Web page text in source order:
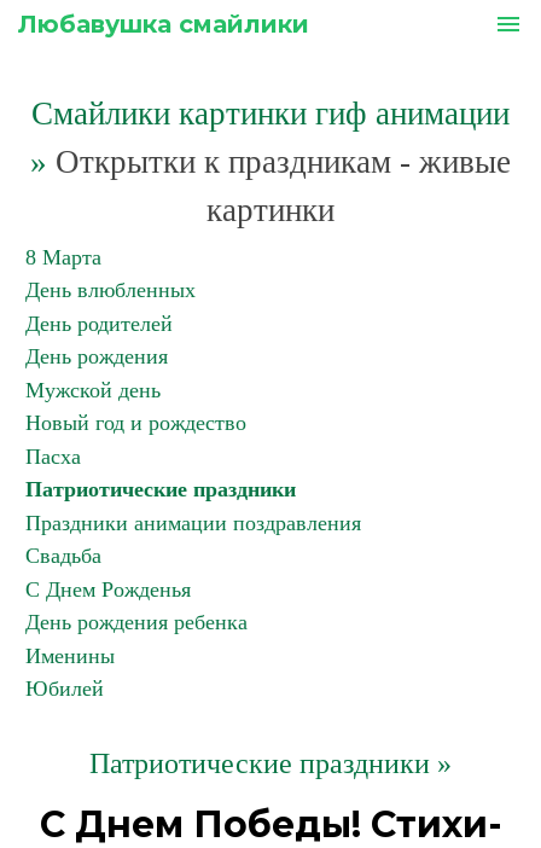
Любавушка смайлики menu
Смайлики картинки гиф анимации
» Открытки к праздникам - живые
картинки
8 Марта
День влюбленных
День родителей
День рождения
Мужской день
Новый год и рождество
Пасха
Патриотические праздники
Праздники анимации поздравления
Свадьба
С Днем Рожденья
День рождения ребенка
Именины
Юбилей
Патриотические праздники »
С Днем Победы! Стихи-